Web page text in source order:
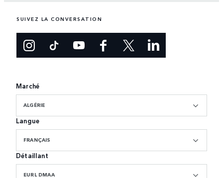
SUIVEZ LA CONVERSATION
Marché
ALGÉRIE
Langue
FRANÇAIS
Détaillant
EURL DMAA